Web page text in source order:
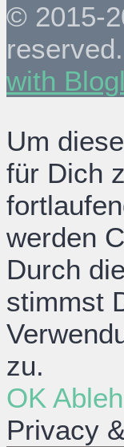
© 2015-
with
Um
für Dich
werden
Durch
stimmst
zu.
OK
Privacy